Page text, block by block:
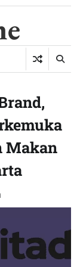
Makan